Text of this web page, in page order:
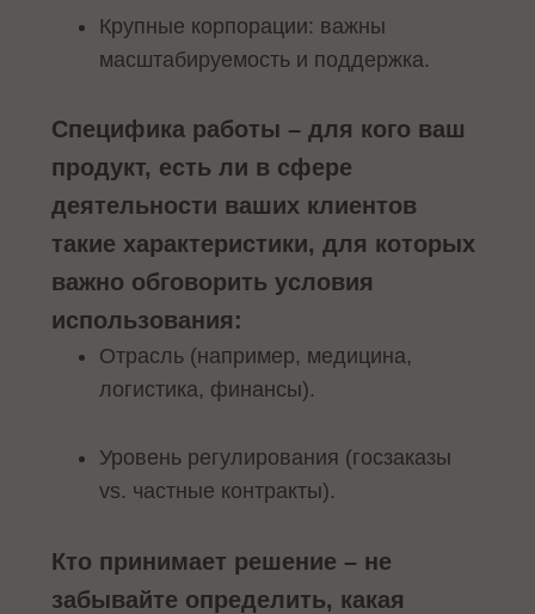
Крупные корпорации: важны
масштабируемость и поддержка.
Специфика работы – для кого ваш
продукт, есть ли в сфере
деятельности ваших клиентов
такие характеристики, для которых
важно обговорить условия
использования:
Отрасль (например, медицина,
логистика, финансы).
Уровень регулирования (госзаказы
vs. частные контракты).
Кто принимает решение – не
забывайте определить, какая